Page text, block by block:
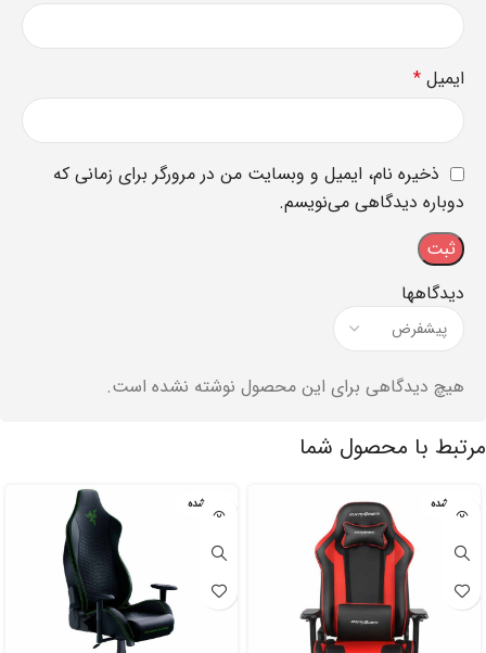
دیدگاهها
هیچ دیدگاهی برای این محصول نوشته نشده است.
ایمیل *
ذخیره نام، ایمیل و وبسایت من در مرورگر برای زمانی که
دوباره دیدگاهی می‌نویسم.
مرتبط با محصول شما
تمام شده تمام شده